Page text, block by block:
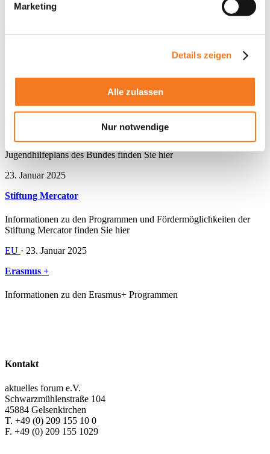
Marketing
Details zeigen
Alle zulassen
Nur notwendige
Eurodesk Wegweiser zur Projektfinanzierung Mobilität als
Jugendbegegnungen: interkulturell und antirassistisch Diversität &
Bund·
Informationen zu den Fördermöglichkeiten des Kinder-und
Jugendhilfeplans des Bundes finden Sie hier
23. Januar 2025
Stiftung Mercator
Informationen zu den Programmen und Fördermöglichkeiten der
Stiftung Mercator finden Sie hier
EU · 23. Januar 2025
Erasmus +
Informationen zu den Erasmus+ Programmen
Kontakt
aktuelles forum e.V.
Schwarzmühlenstraße 104
45884 Gelsenkirchen
T. +49 (0) 209 155 10 0
F. +49 (0) 209 155 1029